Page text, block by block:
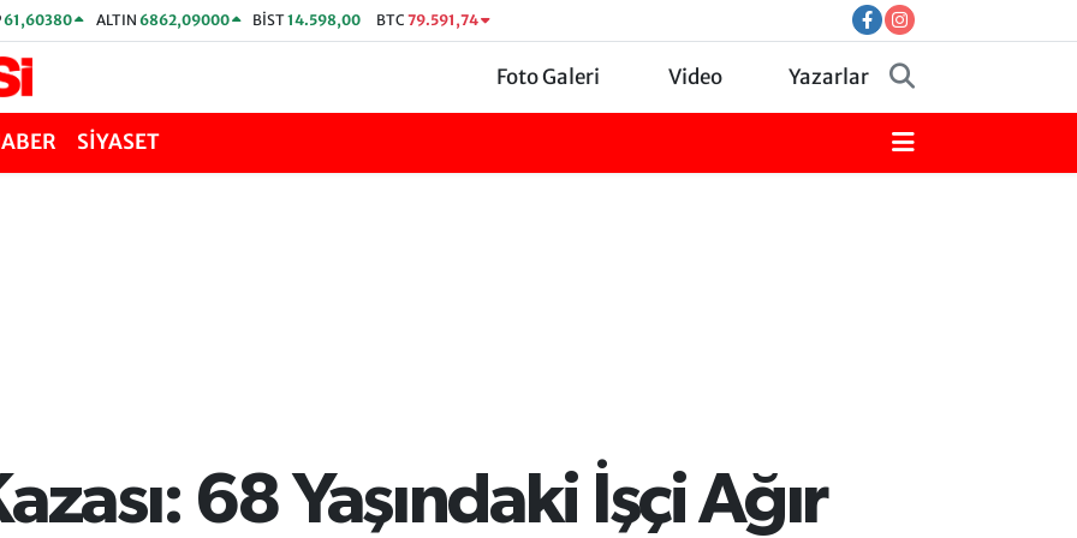
61,60380 ALTIN 6862,09000 BİST14.598,00 BTC 79.591,74
Foto Galeri Video Yazarlar
SİYASET
68 Yaşındaki İşçi Ağır